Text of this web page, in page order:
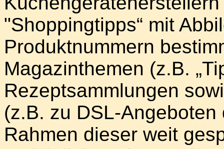
"Shoppingtipps“ mit
Produktnummern
Magazinthemen (z.B.
Rezeptsammlungen
(z.B. zu DSL-
Rahmen dieser weit